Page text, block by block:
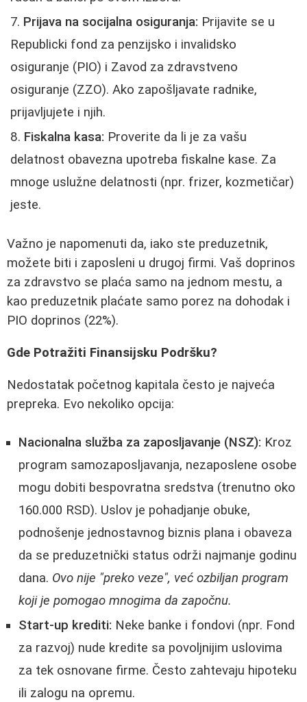
Prijava na socijalna osiguranja: Prijavite se u
Republicki fond za penzijsko i invalidsko
osiguranje (PIO) i Zavod za zdravstveno
osiguranje (ZZO). Ako zapošljavate radnike,
prijavljujete i njih.
Fiskalna kasa: Proverite da li je za vašu
delatnost obavezna upotreba fiskalne kase. Za
mnoge uslužne delatnosti (npr. frizer, kozmetičar)
jeste.
Važno je napomenuti da, iako ste preduzetnik,
možete biti i zaposleni u drugoj firmi. Vaš doprinos
za zdravstvo se plaća samo na jednom mestu, a
kao preduzetnik plaćate samo porez na dohodak i
PIO doprinos (22%).
Gde Potražiti Finansijsku Podršku?
Nedostatak početnog kapitala često je najveća
prepreka. Evo nekoliko opcija:
Nacionalna služba za zaposljavanje (NSZ): Kroz
program samozaposljavanja, nezaposlene osobe
mogu dobiti bespovratna sredstva (trenutno oko
160.000 RSD). Uslov je pohadjanje obuke,
podnošenje jednostavnog biznis plana i obaveza
da se preduzetnički status održi najmanje godinu
dana. Ovo nije "preko veze", već ozbiljan program
koji je pomogao mnogima da započnu.
Start-up krediti: Neke banke i fondovi (npr. Fond
za razvoj) nude kredite sa povoljnijim uslovima
za tek osnovane firme. Često zahtevaju hipoteku
ili zalogu na opremu.